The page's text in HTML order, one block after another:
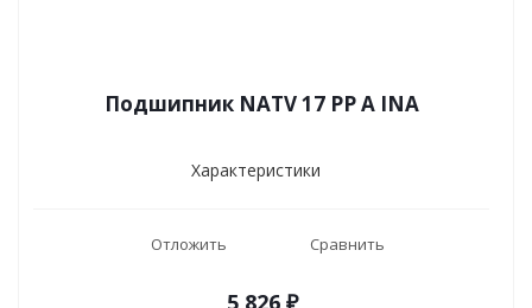
Подшипник NATV 17 PP A INA
Характеристики
Отложить Сравнить
5 826₽